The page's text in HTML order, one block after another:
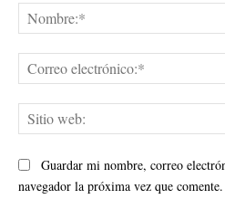
Guardar mi nombre, correo
navegador la próxima vez que comente.